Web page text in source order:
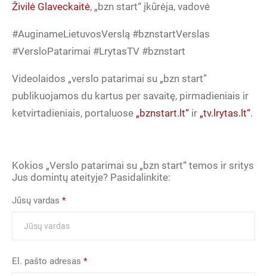
Živilė Glaveckaitė, „bzn start“ įkūrėja, vadovė
#AuginameLietuvosVerslą #bznstartVerslas
#VersloPatarimai #LrytasTV #bznstart
Videolaidos „verslo patarimai su „bzn start”
publikuojamos du kartus per savaitę, pirmadieniais ir
ketvirtadieniais, portaluose „bznstart.lt“ ir „tv.lrytas.lt“.
Kokios „Verslo patarimai su „bzn start“ temos ir sritys
Jus domintų ateityje? Pasidalinkite:
Jūsų vardas *
El. pašto adresas *